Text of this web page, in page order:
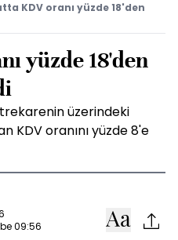
KDV oranı yüzde 18'den
yüzde 18'den
üzerindeki
KDV oranını yüzde 8'e
09:56